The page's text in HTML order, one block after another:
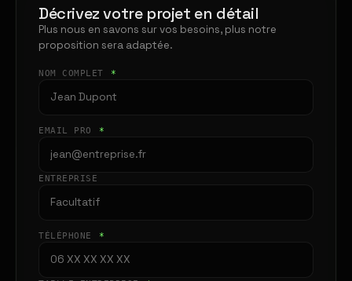
Décrivez votre projet en détail
Plus nous en savons sur vos besoins, plus notre
proposition sera adaptée.
NOM COMPLET *
EMAIL PRO *
ENTREPRISE
TÉLÉPHONE *